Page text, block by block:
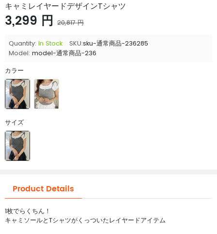
キャミレイヤードデザインTシャツ
3,299 円 20,817 円
Quantity: In Stock SKU:sku-通常商品-236285
Model: model-通常商品-236
カラー
サイズ
Product Details
1枚でらくちん！
キャミソールとTシャツがくっついたレイヤードアイテム